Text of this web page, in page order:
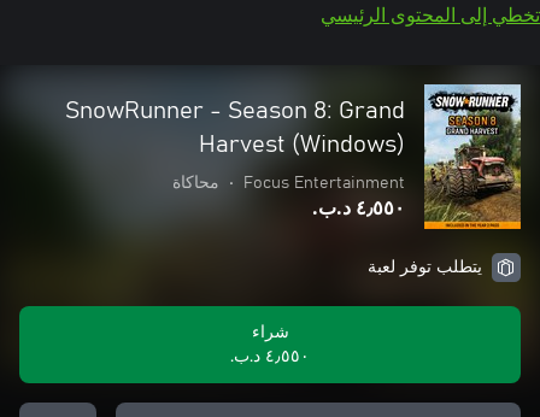
تخطي إلى المحتوى الرئيسي
SnowRunner - Season 8: Grand
Harvest (Windows)
Focus Entertainment
• محاكاة
٤٫٥٥٠ د.ب.‏
يتطلب توفر لعبة
شراء
٤٫٥٥٠ د.ب.‏